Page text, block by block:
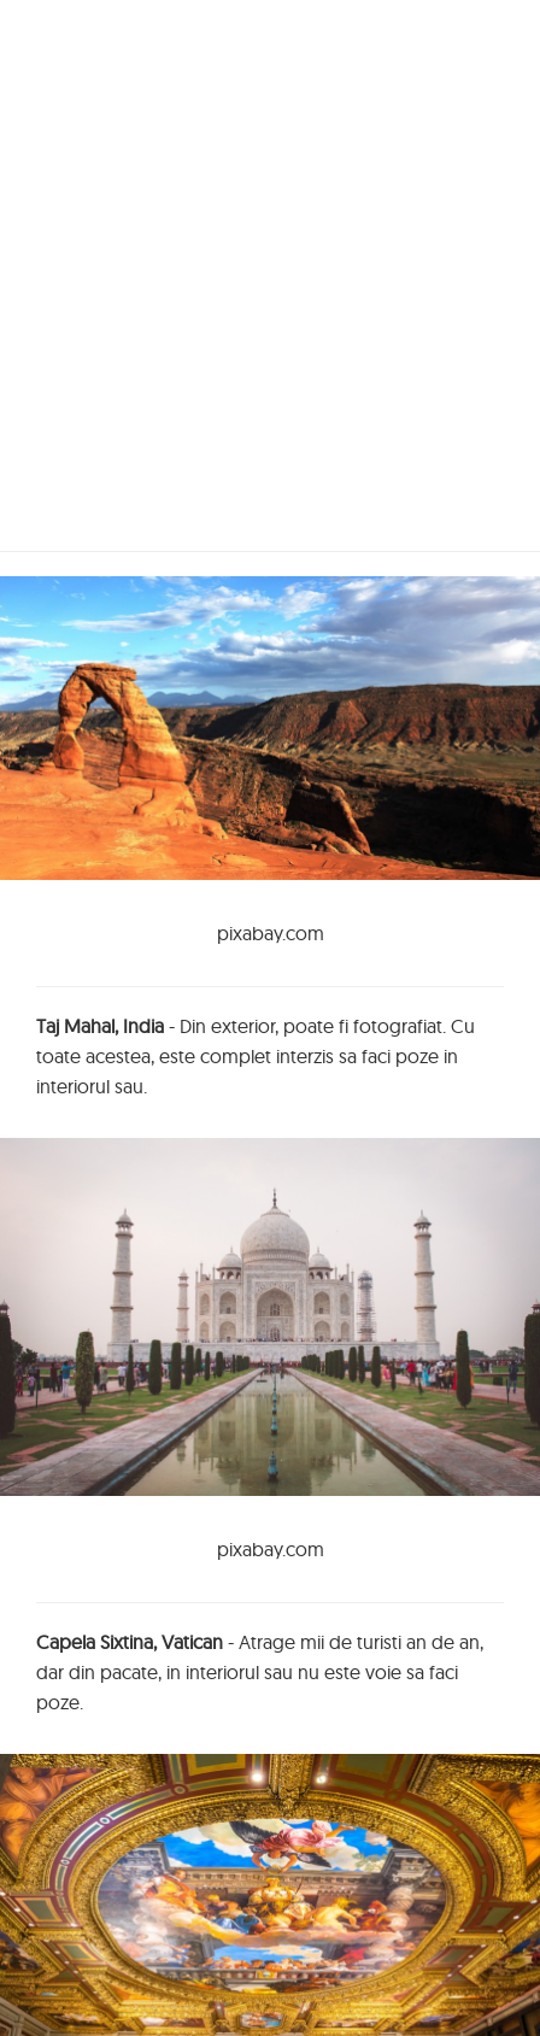
pixabay.com
Taj Mahal, India - Din exterior, poate fi fotografiat. Cu
toate acestea, este complet interzis sa faci poze in
interiorul sau.
pixabay.com
Capela Sixtina, Vatican - Atrage mii de turisti an de an,
dar din pacate, in interiorul sau nu este voie sa faci
poze.